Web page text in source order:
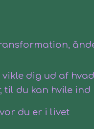
dig ud af
til du kan hvile ind
du er i livet